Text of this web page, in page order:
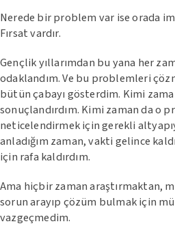
Nerede bir problem var ise orada
Fırsat vardır.
Gençlik yıllarımdan bu yana her
odaklandım. Ve bu problemleri
bütün çabayı gösterdim. Kimi
sonuçlandırdım. Kimi zaman da o
neticelendirmek için gerekli
anladığım zaman, vakti gelince
için rafa kaldırdım.
Ama hiçbir zaman araştırmaktan,
sorun arayıp çözüm bulmak için
vazgeçmedim.